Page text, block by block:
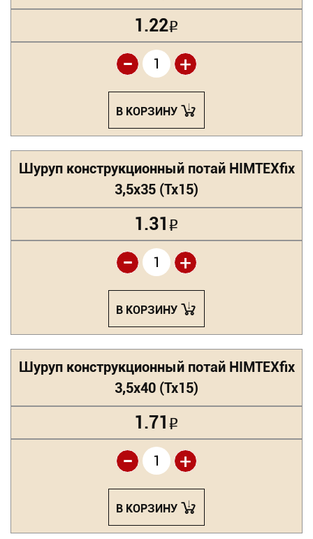
1.22Р
+
-
В КОРЗИНУ
Шуруп конструкционный потай HIMTEXfix
3,5х35 (Tx15)
1.31 Р
+
-
В КОРЗИНУ
Шуруп конструкционный потай HIMTEXfix
3,5х40 (Tx15)
1.71 Р
+
-
В КОРЗИНУ